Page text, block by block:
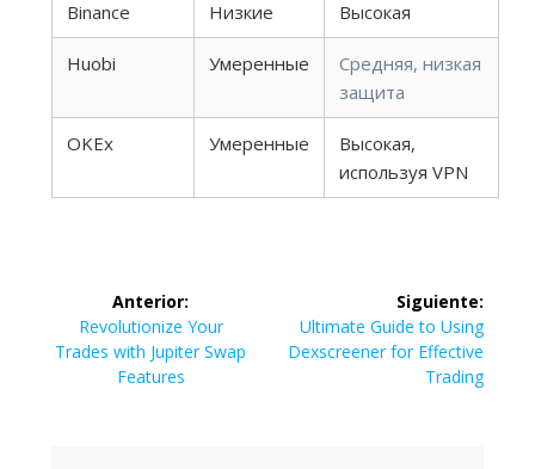
Binance Низкие Высокая
Huobi Умеренные
Средняя, низкая
защита
OKEx Умеренные
Высокая,
используя VPN
Navegación
de
entradas
Anterior:
Entrada
anterior:
Revolutionize Your
Trades with Jupiter Swap
Features
Siguiente:
Siguiente
entrada:
Ultimate Guide to Using
Dexscreener for Effective
Trading